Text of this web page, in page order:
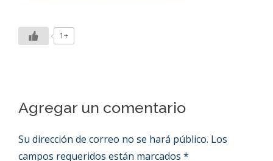
1+
Agregar un comentario
Su dirección de correo no se hará público. Los
campos requeridos están marcados *